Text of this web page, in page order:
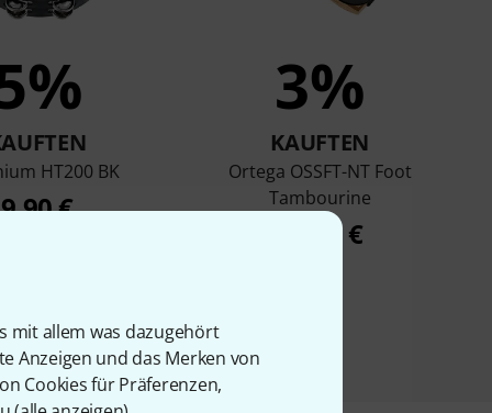
mit allem was dazugehört
Anzeigen und das Merken von
Cookies für Präferenzen,
HT200 BK
9,90 €
3%
KAUFTEN
Ortega OSSFT-NT Foot
Tambourine
22,90 €